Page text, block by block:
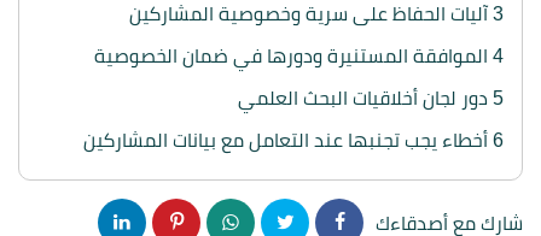
3 آليات الحفاظ على سرية وخصوصية المشاركين
4 الموافقة المستنيرة ودورها في ضمان الخصوصية
5 دور لجان أخلاقيات البحث العلمي
6 أخطاء يجب تجنبها عند التعامل مع بيانات المشاركين
شارك مع أصدقاءك